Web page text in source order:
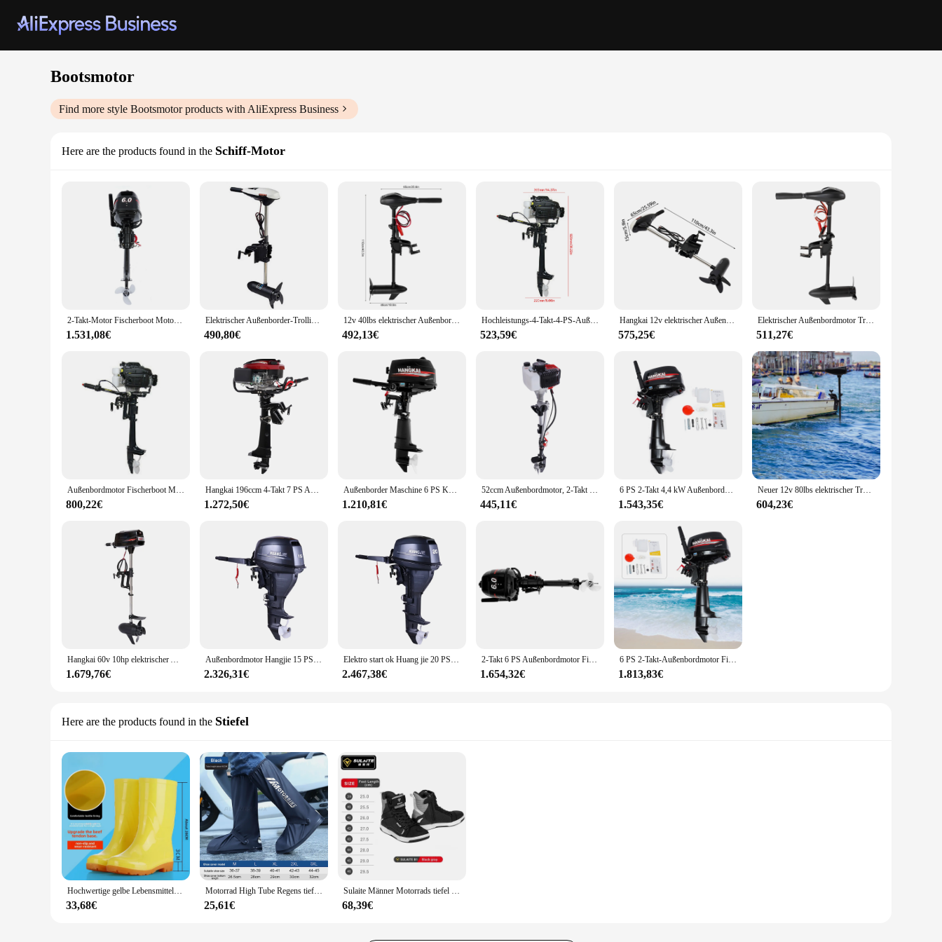
Bootsmotor
Find more style Bootsmotorproducts with AliExpress Business
Here are the products found in the Schiff-Motor
2-Takt-Motor Fischerboot Motor Wasser kühlung CDI-System Außenborder Maschine 6 PS Kurz welle Benzinmotor
1.531,08€
Elektrischer Außenborder-Trolling-Motor 65lbs mit 40cm Kurz wellen bürsten motor, geeignet für Schlauchboote für kleine Boote
490,80€
12v 40lbs elektrischer Außenbordmotor Troll ing Motor Bürste Fischerboot Motor 34a
492,13€
Hochleistungs-4-Takt-4-PS-Außenbordmotor mit Luft kühlsystem
523,59€
Hangkai 12v elektrischer Außenborder Troll ing Motor 65lbs mit 40cm Kurzwellen bürsten motor geeignet für kleine Boote Schlauchboot
575,25€
Elektrischer Außenbordmotor Troll ing Motor Bürsten motor Fischerboot motor 12 V Außenbordmotor 1700 U/min 58lbs
511,27€
Außenbordmotor Fischerboot Motor mit Luftkühlung Hangkai 4-Takt 4 PS schwere
800,22€
Hangkai 196ccm 4-Takt 7 PS Außenbordmotor Fischerboot Motor mit Luft kühlsystem
1.272,50€
Außenborder Maschine 6 PS Kurz welle Benzinmotor 2-Takt Motor Fischerboot Motor Wasser kühlung CDI-System
1.210,81€
52ccm Außenbordmotor, 2-Takt 1700w aufblasbarer Fischerboot motor, Hochleistungs-Schiffs motor
445,11€
6 PS 2-Takt 4,4 kW Außenbordmotor Fischerboot Motor Motor Wasser kühlung kurze Welle
1.543,35€
Neuer 12v 80lbs elektrischer Trolling-Außenbordmotor für Gummi boote, Fischerboote und Holzboote
604,23€
Hangkai 60v 10hp elektrischer Außenbordmotor 3000r/min bürstenloses Fischerboot Motor Pinnen steuerungs system
1.679,76€
Außenbordmotor Hangjie 15 PS 4-Takt-Boot Motorboot Zubehör Marine Benzin Boot Motor Boot zubehör Sea Doo Acessori
2.326,31€
Elektro start ok Huang jie 20 PS 4-Takt-Außenbordmotor Außenbordmotor kurze Welle Außenborder Schiffs motor 20 PS
2.467,38€
2-Takt 6 PS Außenbordmotor Fischerboot kompletter Motor 4400w Pinne Hangkai
1.654,32€
6 PS 2-Takt-Außenbordmotor Fischerboot Motor CDI Zündung & Wasser kühlsystem Kurz wellen propeller für Schlauchboote
1.813,83€
Here are the products found in the Stiefel
Hochwertige gelbe Lebensmittels tiefel für Motorrad Noen namenull Marke Farm Arbeits schuhe Küche Hygiene Regens tiefel Sehnen sohle
33,68€
Motorrad High Tube Regens tiefel wasserdicht reflektierende rutsch feste Schuhe Motorrad Fahrrad Fahrrad wieder verwendbare Schutz zubehör
25,61€
Sulaite Männer Motorrads tiefel Mikro faser Motocross Schuhe die ganze Saison Anti-Rutsch-Biker Stiefel kausale Motorboote Motorrad Turnschuhe
68,39€